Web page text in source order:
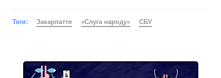
Теги: Закарпаття «Слуга народу» СБУ